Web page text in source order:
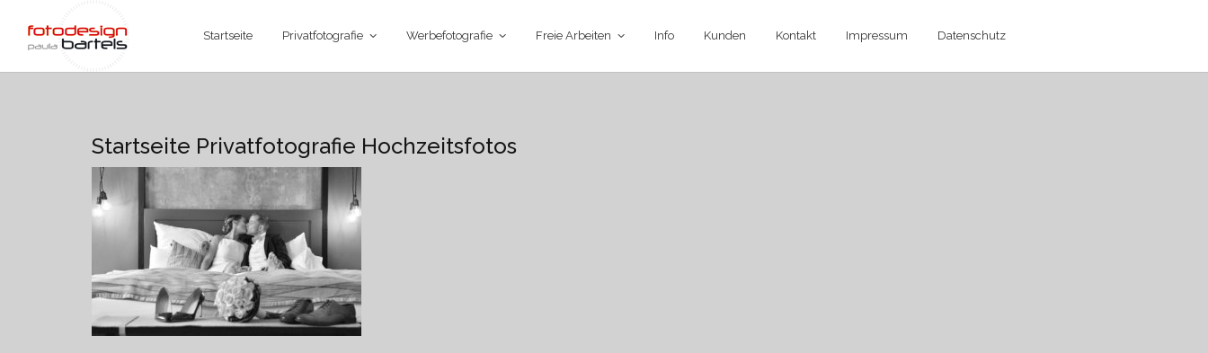
Startseite Privatfotografie Werbefotografie Freie Arbeiten Info Kunden Kontakt Impressum Datenschutz
Startseite Privatfotografie Hochzeitsfotos